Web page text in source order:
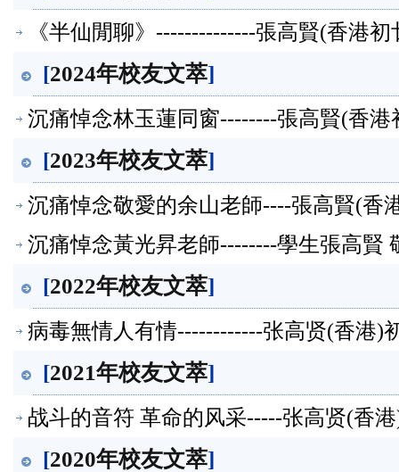
《半仙閒聊》--------------張高賢(香港
[2024年校友文萃]
沉痛悼念林玉蓮同窗--------張高賢(香
[2023年校友文萃]
沉痛悼念敬愛的余山老師----張高賢(香
沉痛悼念黃光昇老師--------學生張高賢
[2022年校友文萃]
病毒無情人有情------------张高贤(香港)
[2021年校友文萃]
战斗的音符 革命的风采-----张高贤(香
[2020年校友文萃]